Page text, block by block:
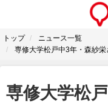
トップ
ニュース一覧
専修大学松戸中3年・森紗
専修大学松